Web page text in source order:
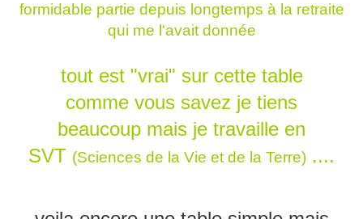
formidable partie depuis longtemps à la retraite
qui me l'avait donnée
tout est "vrai" sur cette table
comme vous savez je tiens
beaucoup mais je travaille en
SVT (Sciences de la Vie et de la Terre) ....